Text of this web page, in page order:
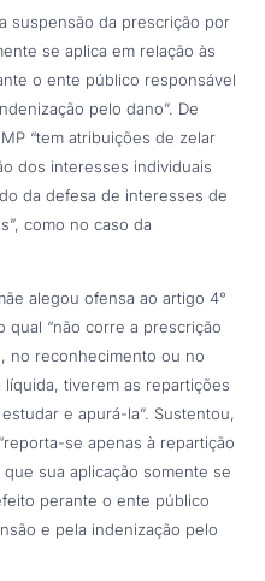
suspensão da prescrição por
se aplica em relação às
o ente público responsável
pelo dano”. De
“tem atribuições de zelar
dos interesses individuais
da defesa de interesses de
como no caso da
alegou ofensa ao artigo 4°
“não corre a prescrição
no reconhecimento ou no
tiverem as repartições
e apurá-la”. Sustentou,
se apenas à repartição
sua aplicação somente se
perante o ente público
e pela indenização pelo